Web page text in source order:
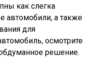
как слегка
автомобили, а также
для
осмотрите
решение.